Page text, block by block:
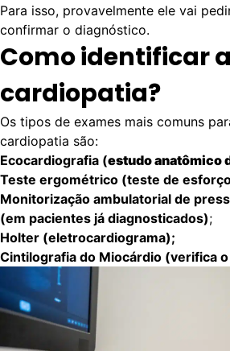
Para isso, provavelmente ele vai
confirmar o diagnóstico.
Como identificar a
cardiopatia?
Os tipos de exames mais comuns
cardiopatia são:
Ecocardiografia (estudo anatômico
Teste ergométrico (teste de
Monitorização ambulatorial de
(em pacientes já diagnosticados);
Holter (eletrocardiograma);
Cintilografia do Miocárdio (verifica